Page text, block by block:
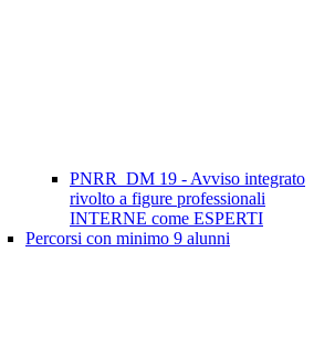
PNRR_DM 19 - Avviso integrato
rivolto a figure professionali
INTERNE come ESPERTI
Percorsi con minimo 9 alunni